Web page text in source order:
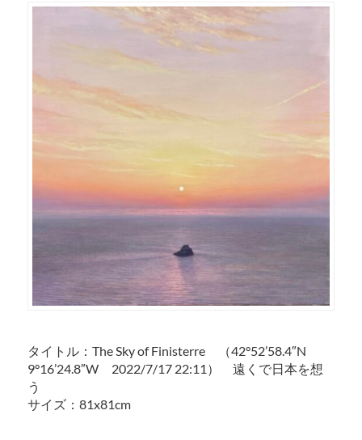
タイトル：The Sky of Finisterre （42°52’58.4″N
9°16’24.8″W 2022/7/17 22:11） 遠くで日本を想
う
サイズ：81x81cm